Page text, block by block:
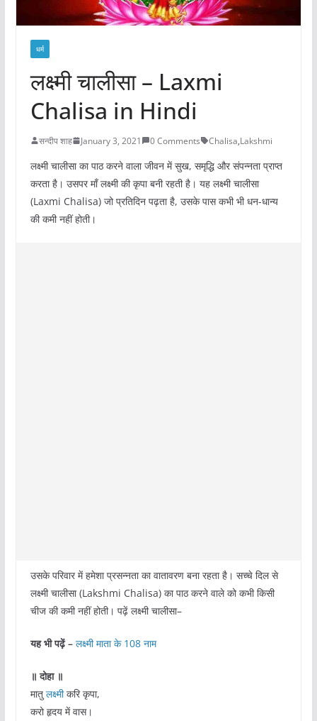
धर्म
लक्ष्मी चालीसा – Laxmi
Chalisa in Hindi
सन्दीप शाह January 3, 2021 0 Comments Chalisa,Lakshmi
लक्ष्मी चालीसा का पाठ करने वाला जीवन में सुख, समृद्धि और संपन्नता प्राप्त
करता है। उसपर माँ लक्ष्मी की कृपा बनी रहती है। यह लक्ष्मी चालीसा
(Laxmi Chalisa) जो प्रतिदिन पढ़ता है, उसके पास कभी भी धन-धान्य
की कमी नहीं होती।
उसके परिवार में हमेशा प्रसन्नता का वातावरण बना रहता है। सच्चे दिल से
लक्ष्मी चालीसा (Lakshmi Chalisa) का पाठ करने वाले को कभी किसी
चीज की कमी नहीं होती। पढ़ें लक्ष्मी चालीसा–
यह भी पढ़ें – लक्ष्मी माता के 108 नाम
॥ दोहा ॥
मातु लक्ष्मीकरि कृपा,
करो हृदय में वास।